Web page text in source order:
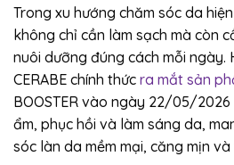
Trong xu hướng chăm sóc da
không chỉ cần làm sạch mà còn
nuôi dưỡng đúng cách mỗi ngày.
CERABE chính thức ra mắt sản
BOOSTER vào ngày 22/05/
ẩm, phục hồi và làm sáng da,
sóc làn da mềm mại, căng mịn